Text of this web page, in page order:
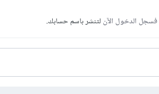
فسجل الدخول الآنلتنشر باسم حسابك.